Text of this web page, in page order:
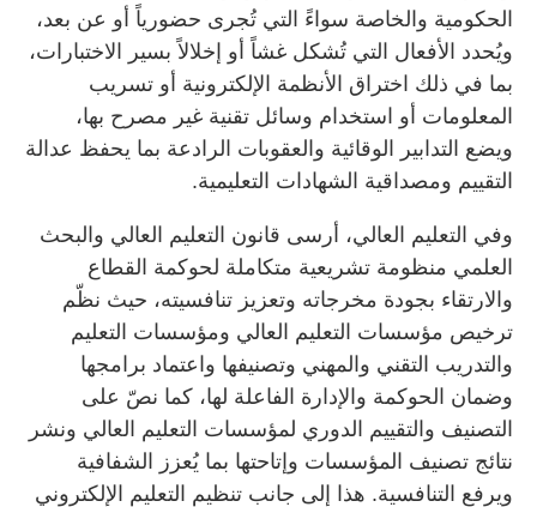
الحكومية والخاصة سواءً التي تُجرى حضورياً أو عن بعد،
ويُحدد الأفعال التي تُشكل غشاً أو إخلالاً بسير الاختبارات،
بما في ذلك اختراق الأنظمة الإلكترونية أو تسريب
المعلومات أو استخدام وسائل تقنية غير مصرح بها،
ويضع التدابير الوقائية والعقوبات الرادعة بما يحفظ عدالة
التقييم ومصداقية الشهادات التعليمية.
وفي التعليم العالي، أرسى قانون التعليم العالي والبحث
العلمي منظومة تشريعية متكاملة لحوكمة القطاع
والارتقاء بجودة مخرجاته وتعزيز تنافسيته، حيث نظّم
ترخيص مؤسسات التعليم العالي ومؤسسات التعليم
والتدريب التقني والمهني وتصنيفها واعتماد برامجها
وضمان الحوكمة والإدارة الفاعلة لها، كما نصّ على
التصنيف والتقييم الدوري لمؤسسات التعليم العالي ونشر
نتائج تصنيف المؤسسات وإتاحتها بما يُعزز الشفافية
ويرفع التنافسية. هذا إلى جانب تنظيم التعليم الإلكتروني